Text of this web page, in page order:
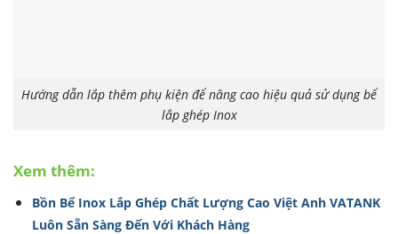
Hướng dẫn lắp thêm phụ kiện để nâng cao hiệu quả sử dụng bể
lắp ghép Inox
Xem thêm:
Bồn Bể Inox Lắp Ghép Chất Lượng Cao Việt Anh VATANK
Luôn Sẵn Sàng Đến Với Khách Hàng